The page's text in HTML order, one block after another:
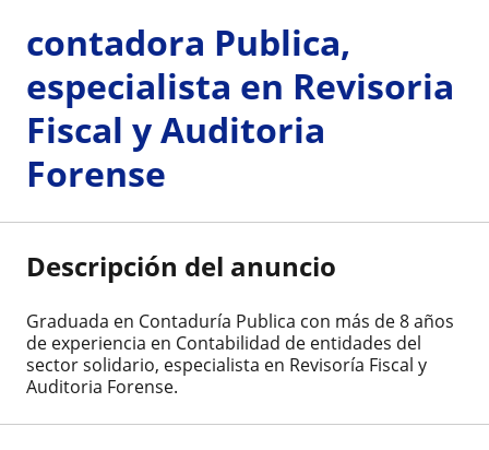
contadora Publica,
especialista en Revisoria
Fiscal y Auditoria
Forense
Descripción del anuncio
Graduada en Contaduría Publica con más de 8 años
de experiencia en Contabilidad de entidades del
sector solidario, especialista en Revisoría Fiscal y
Auditoria Forense.